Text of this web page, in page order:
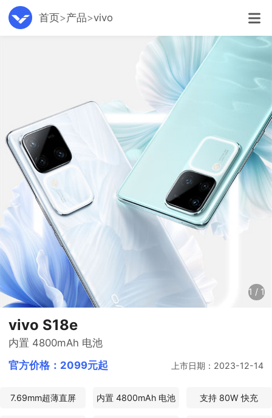
首页 产品 vivo
1 / 1
vivo S18e
内置 4800mAh 电池
官方价格： 2099元起 上市日期：2023-12-14
7.69mm超薄直屏 内置 4800mAh 电池 支持 80W 快充